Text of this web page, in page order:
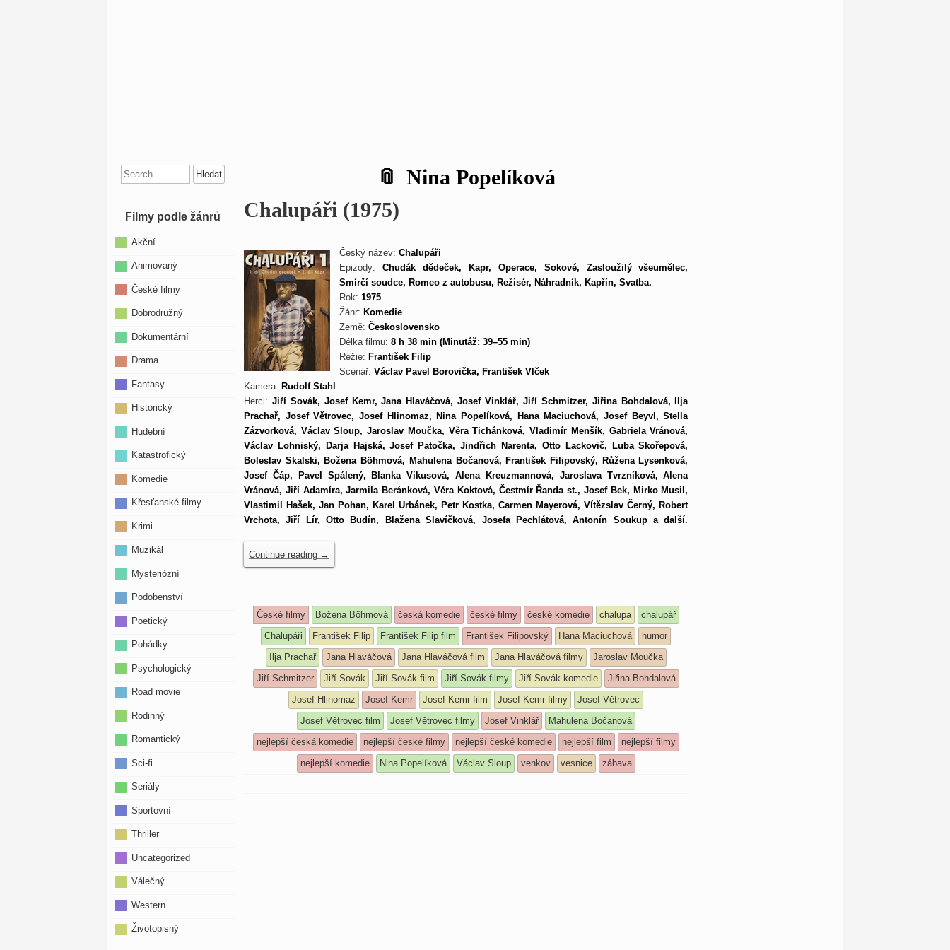
Nina Popelíková
Chalupáři (1975)
Český název: Chalupáři
Epizody: Chudák dědeček, Kapr, Operace, Sokové, Zasloužilý všeumělec,
Smírčí soudce, Romeo z autobusu, Režisér, Náhradník, Kapřín, Svatba.
Rok: 1975
Žánr: Komedie
Země: Československo
Délka filmu: 8 h 38 min (Minutáž: 39–55 min)
Režie: František Filip
Scénář: Václav Pavel Borovička, František Vlček
Kamera: Rudolf Stahl
Herci: Jiří Sovák, Josef Kemr, Jana Hlaváčová, Josef Vinklář, Jiří Schmitzer, Jiřina Bohdalová, Ilja
Prachař, Josef Větrovec, Josef Hlinomaz, Nina Popelíková, Hana Maciuchová, Josef Beyvl, Stella
Zázvorková, Václav Sloup, Jaroslav Moučka, Věra Tichánková, Vladimír Menšík, Gabriela Vránová,
Václav Lohniský, Darja Hajská, Josef Patočka, Jindřich Narenta, Otto Lackovič, Luba Skořepová,
Boleslav Skalski, Božena Böhmová, Mahulena Bočanová, František Filipovský, Růžena Lysenková,
Josef Čáp, Pavel Spálený, Blanka Vikusová, Alena Kreuzmannová, Jaroslava Tvrzníková, Alena
Vránová, Jiří Adamíra, Jarmila Beránková, Věra Koktová, Čestmír Řanda st., Josef Bek, Mirko Musil,
Vlastimil Hašek, Jan Pohan, Karel Urbánek, Petr Kostka, Carmen Mayerová, Vítězslav Černý, Robert
Vrchota, Jiří Lír, Otto Budín, Blažena Slavíčková, Josefa Pechlátová, Antonín Soukup a další.
Continue reading →
České filmy Božena Böhmová česká komedie české filmy české komedie chalupa
chalupář
Chalupáři
František Filip František Filip film František Filipovský Hana Maciuchová
humor
Ilja Prachař
Jana Hlaváčová Jana Hlaváčová film Jana Hlaváčová filmy
Jaroslav Moučka
Jiří Schmitzer
Jiří Sovák Jiří Sovák film Jiří Sovák filmy Jiří Sovák komedie
Jiřina Bohdalová
Josef Hlinomaz
Josef Kemr Josef Kemr film Josef Kemr filmy
Josef Větrovec
Josef Větrovec film
Josef Větrovec filmy Josef Vinklář
Mahulena Bočanová
nejlepší česká komedie
nejlepší české filmy nejlepší české komedie nejlepší film
nejlepší filmy
nejlepší komedie
Nina Popelíková Václav Sloup venkov vesnice zábava
Search
for:
Filmy podle žánrů
Akční
Animovaný
České filmy
Dobrodružný
Dokumentární
Drama
Fantasy
Historický
Hudební
Katastrofický
Komedie
Křesťanské filmy
Krimi
Muzikál
Mysteriózní
Podobenství
Poetický
Pohádky
Psychologický
Road movie
Rodinný
Romantický
Sci-fi
Seriály
Sportovní
Thriller
Uncategorized
Válečný
Western
Životopisný